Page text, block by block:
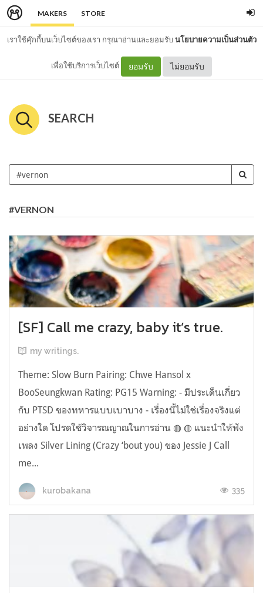
MAKERS STORE
เราใช้คุ๊กกี้บนเว็บไซต์ของเรา กรุณาอ่านและยอมรับนโยบายความเป็นส่วนตัว
เพื่อใช้บริการเว็บไซต์ ยอมรับ ไม่ยอมรับ
SEARCH
#VERNON
[SF] Call me crazy, baby it’s true.
my writings.
Theme: Slow Burn Pairing: Chwe Hansol x
BooSeungkwan Rating: PG15 Warning: - มีประเด็นเกี่ยว
กับ PTSD ของทหารแบบเบาบาง - เรื่องนี้ไม่ใช่เรื่องจริงแต่
อย่างใด โปรดใช้วิจารณญาณในการอ่าน ◍ ◍ แนะนำให้ฟัง
เพลง Silver Lining (Crazy ‘bout you) ของ Jessie J Call
me...
kurobakana 335